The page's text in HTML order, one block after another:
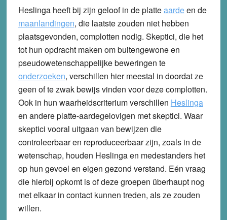
Heslinga heeft bij zijn geloof in de platteaardeen de
maanlandingen, die laatste zouden niet hebben
plaatsgevonden, complotten nodig. Skeptici, die het
tot hun opdracht maken om buitengewone en
pseudowetenschappelijke beweringen te
onderzoeken, verschillen hier meestal in doordat ze
geen of te zwak bewijs vinden voor deze complotten.
Ook in hun waarheidscriterium verschillen Heslinga
en andere platte-aardegelovigen met skeptici. Waar
skeptici vooral uitgaan van bewijzen die
controleerbaar en reproduceerbaar zijn, zoals in de
wetenschap, houden Heslinga en medestanders het
op hun gevoel en eigen gezond verstand. Eén vraag
die hierbij opkomt is of deze groepen überhaupt nog
met elkaar in contact kunnen treden, als ze zouden
willen.